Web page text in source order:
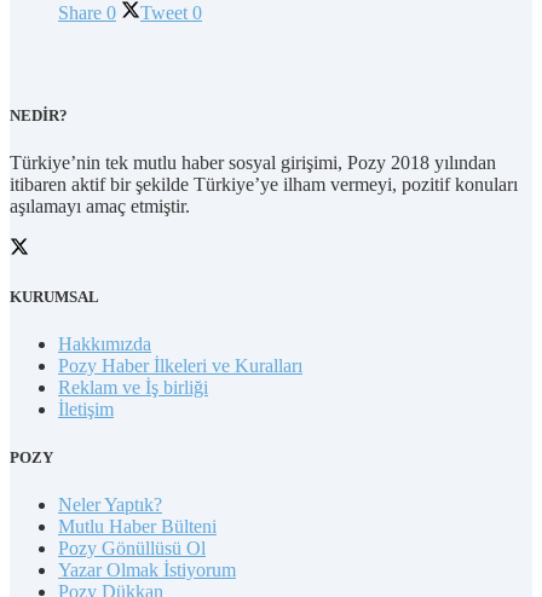
Share 0 Tweet 0
NEDİR?
Türkiye’nin tek mutlu haber sosyal girişimi, Pozy 2018 yılından
itibaren aktif bir şekilde Türkiye’ye ilham vermeyi, pozitif konuları
aşılamayı amaç etmiştir.
KURUMSAL
Hakkımızda
Pozy Haber İlkeleri ve Kuralları
Reklam ve İş birliği
İletişim
POZY
Neler Yaptık?
Mutlu Haber Bülteni
Pozy Gönüllüsü Ol
Yazar Olmak İstiyorum
Pozy Dükkan